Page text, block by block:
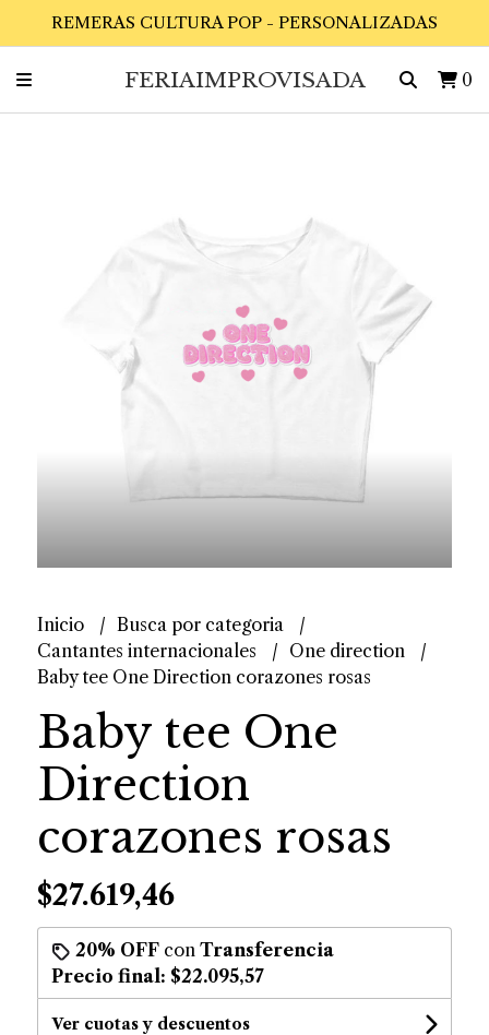
REMERAS CULTURA POP - PERSONALIZADAS
FERIAIMPROVISADA 0
Inicio
Busca por categoria
Cantantes internacionales
One direction
Baby tee One Direction corazones rosas
Baby tee One
Direction
corazones rosas
$27.619,46
20% OFFcon Transferencia
Precio final: $22.095,57
Ver cuotas y descuentos